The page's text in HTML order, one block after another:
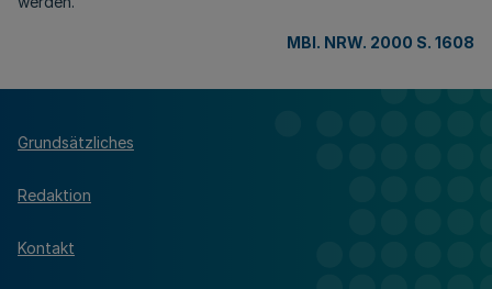
MBl. NRW. 2000 S. 1608
Grundsätzliches
Redaktion
Kontakt